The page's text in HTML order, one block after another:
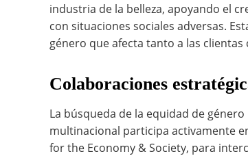
industria de la belleza, apoyando el
con situaciones sociales adversas.
género que afecta tanto a las
Colaboraciones
La búsqueda de la equidad de
multinacional participa activamente
for the Economy & Society, para